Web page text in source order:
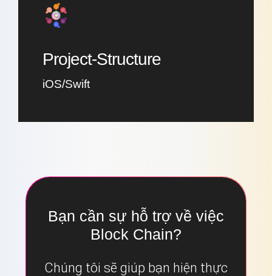
Project-Structure
iOS/Swift
Bạn cần sự hỗ trợ về việc
Block Chain?
Chúng tôi sẽ giúp bạn hiện thực